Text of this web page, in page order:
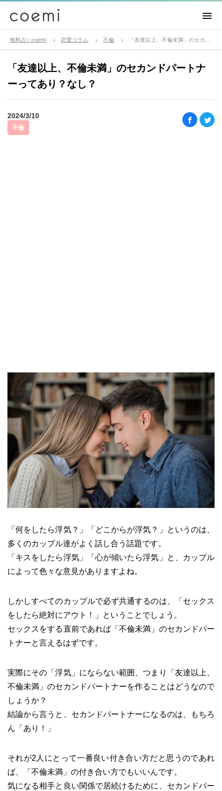
無料占いcoemi 恋愛コラム 不倫
「友達以上、不倫未満」のセカンドパートナ
ーってあり？なし？
2024/3/10
不倫
「何をしたら浮気？」「どこからが浮気？」というのは、
多くのカップル達がよく話し合う話題です。
「キスをしたら浮気」「心が傾いたら浮気」と、カップル
によって色々な意見がありますよね。
しかしすべてのカップルで必ず共通するのは、「セックス
をしたら絶対にアウト！」ということでしょう。
セックスをする直前であれば「不倫未満」のセカンドパー
トナーと言えるはずです。
実際にその「浮気」にならない範囲、つまり「友達以上、
不倫未満」のセカンドパートナーを作ることはどうなので
しょうか？
結論から言うと、セカンドパートナーになるのは、もちろ
ん「あり！」
それが2人にとって一番良い付き合い方だと思うのであれ
ば、「不倫未満」の付き合い方でもいいんです。
気になる相手と良い関係で居続けるために、セカンドパー